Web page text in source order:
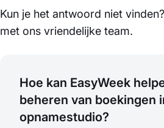
Kun je het antwoord niet
met ons vriendelijke team.
Hoe kan EasyWeek
beheren van boekingen
opnamestudio?